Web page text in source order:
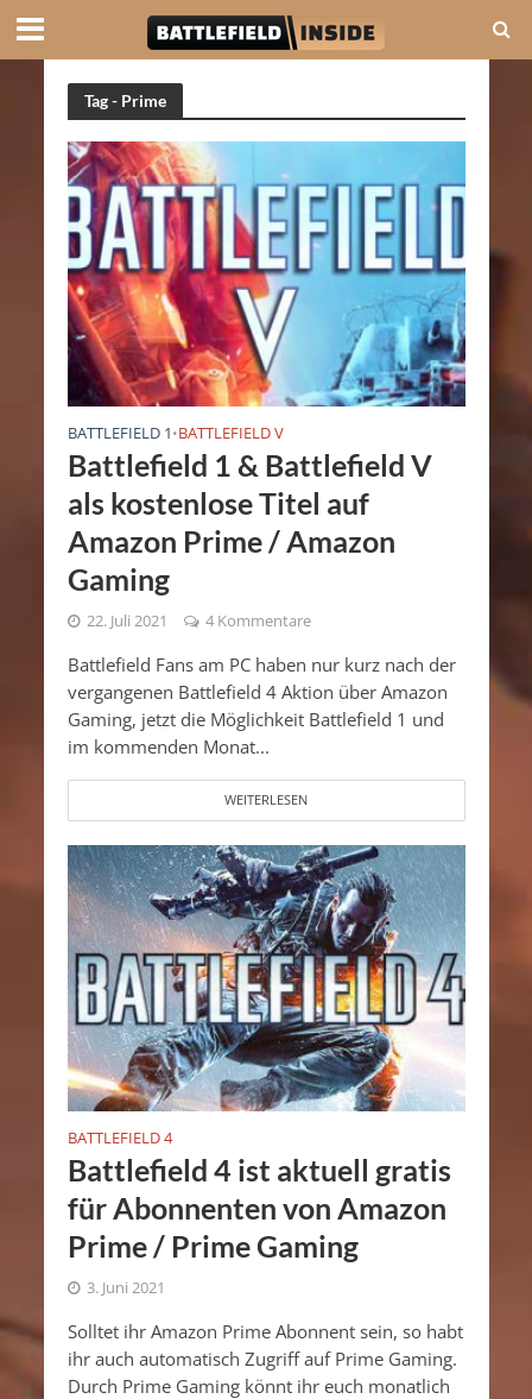
Tag - Prime
BATTLEFIELD 1 •BATTLEFIELD V
Battlefield 1 & Battlefield V
als kostenlose Titel auf
Amazon Prime / Amazon
Gaming
22. Juli 2021 4 Kommentare
Battlefield Fans am PC haben nur kurz nach der
vergangenen Battlefield 4 Aktion über Amazon
Gaming, jetzt die Möglichkeit Battlefield 1 und
im kommenden Monat...
WEITERLESEN
BATTLEFIELD 4
Battlefield 4 ist aktuell gratis
für Abonnenten von Amazon
Prime / Prime Gaming
3. Juni 2021
Solltet ihr Amazon Prime Abonnent sein, so habt
ihr auch automatisch Zugriff auf Prime Gaming.
Durch Prime Gaming könnt ihr euch monatlich